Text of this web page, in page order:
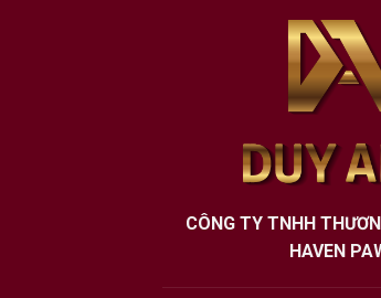
CÔNG TY TNHH
HAVEN